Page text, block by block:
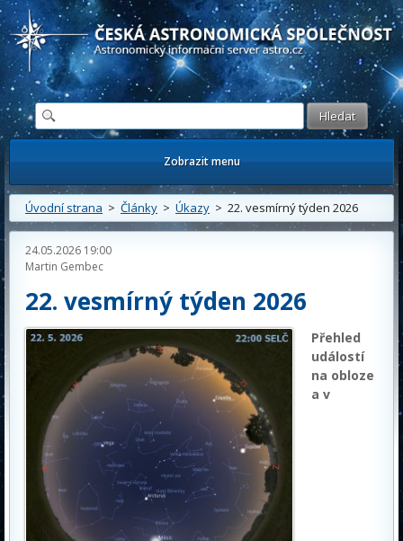
Česká astronomická společnost - Informační astronomický server
Zobrazit menu
Úvodní strana > Články > Úkazy > 22. vesmírný týden 2026
24.05.2026 19:00
Martin Gembec
22. vesmírný týden 2026
Přehled
událostí
na obloze
a v